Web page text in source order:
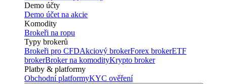
Demo účty
Demo účet na akcie
Komodity
Brokeři na ropu
Typy brokerů
Brokeři pro CFDAkciový brokerForex brokerETF
brokerBroker na komodityKrypto broker
Platby & platformy
Obchodní platformyKYC ověření